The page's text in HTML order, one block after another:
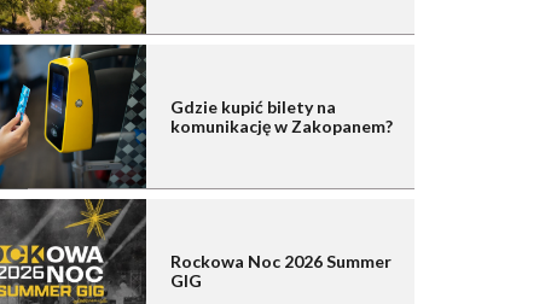
Gdzie kupić bilety na
komunikację w Zakopanem?
Rockowa Noc 2026 Summer
GIG